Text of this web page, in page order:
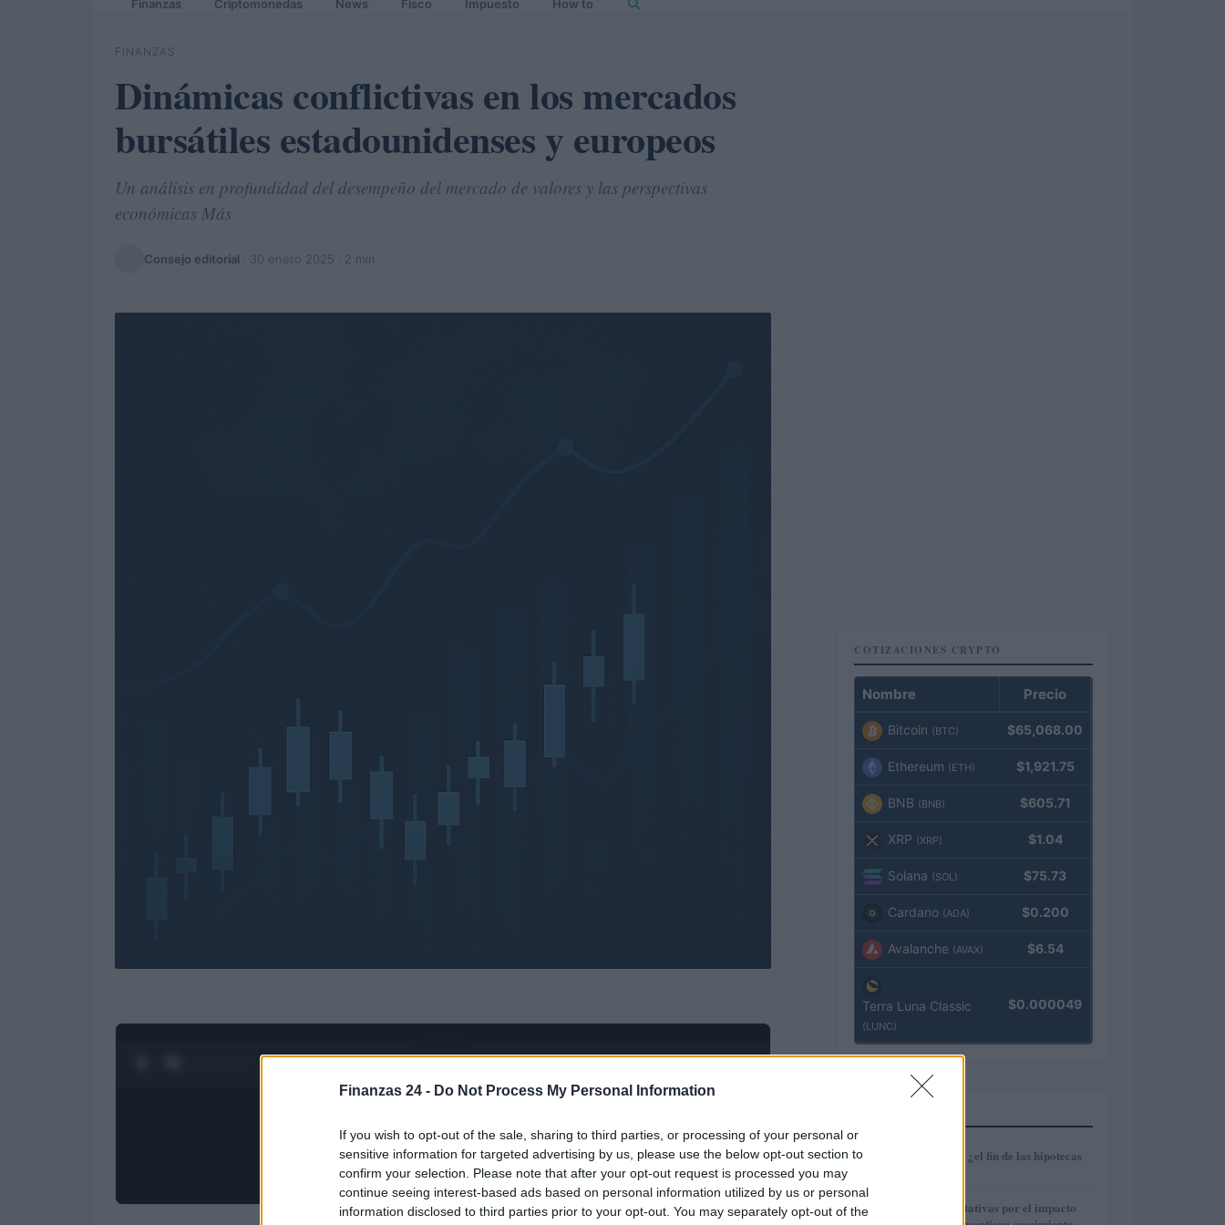
Finanzas 24 - Do Not Process My Personal Information
If you wish to opt-out of the sale, sharing to third parties, or processing of your personal or
sensitive information for targeted advertising by us, please use the below opt-out section to
confirm your selection. Please note that after your opt-out request is processed you may
continue seeing interest-based ads based on personal information utilized by us or personal
information disclosed to third parties prior to your opt-out. You may separately opt-out of the
Finanzas Criptomonedas News Fisco Impuesto How to
FINANZAS
Dinámicas conflictivas en los mercados
bursátiles estadounidenses y europeos
Un análisis en profundidad del desempeño del mercado de valores y las perspectivas
económicas Más
Consejo editorial 30 enero 2025 · 2 min
COTIZACIONES CRYPTO
Nombre Precio
Bitcoin (BTC) $65,068.00
Ethereum (ETH) $1,921.75
BNB (BNB) $605.71
XRP (XRP) $1.04
Solana (SOL) $75.73
Cardano (ADA) $0.200
Avalanche (AVAX) $6.54
Terra Luna Classic
(LUNC)
$0.000049
1
Euríbor en caída: ¿el fin de las hipotecas
2
IAG reduce expectativas por el impacto